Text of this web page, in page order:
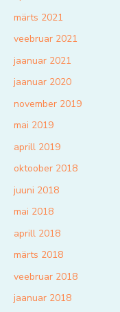
märts 2021
veebruar 2021
jaanuar 2021
jaanuar 2020
november 2019
mai 2019
aprill 2019
oktoober 2018
juuni 2018
mai 2018
aprill 2018
märts 2018
veebruar 2018
jaanuar 2018